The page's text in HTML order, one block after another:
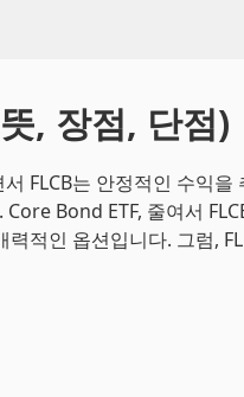
, 장점, 단점)
FLCB는 안정적인 수익을
Bond ETF, 줄여서
적인 옵션입니다. 그럼,